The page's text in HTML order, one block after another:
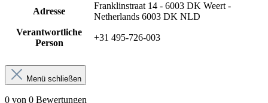
Adresse
Franklinstraat 14 - 6003 DK Weert -
Netherlands 6003 DK NLD
Verantwortliche
Person
+31 495-726-003
Menü schließen
0 von 0 Bewertungen